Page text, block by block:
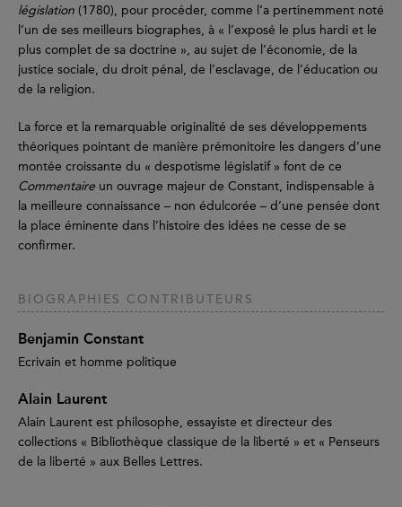
législation (1780), pour procéder, comme l’a pertinemment noté
l’un de ses meilleurs biographes, à « l’exposé le plus hardi et le
plus complet de sa doctrine », au sujet de l’économie, de la
justice sociale, du droit pénal, de l’esclavage, de l’éducation ou
de la religion.
La force et la remarquable originalité de ses développements
théoriques pointant de manière prémonitoire les dangers d’une
montée croissante du « despotisme législatif » font de ce
Commentaire un ouvrage majeur de Constant, indispensable à
la meilleure connaissance – non édulcorée – d’une pensée dont
la place éminente dans l’histoire des idées ne cesse de se
confirmer.
BIOGRAPHIES CONTRIBUTEURS
Benjamin Constant
Ecrivain et homme politique
Alain Laurent
Alain Laurent est philosophe, essayiste et directeur des
collections « Bibliothèque classique de la liberté » et « Penseurs
de la liberté » aux Belles Lettres.